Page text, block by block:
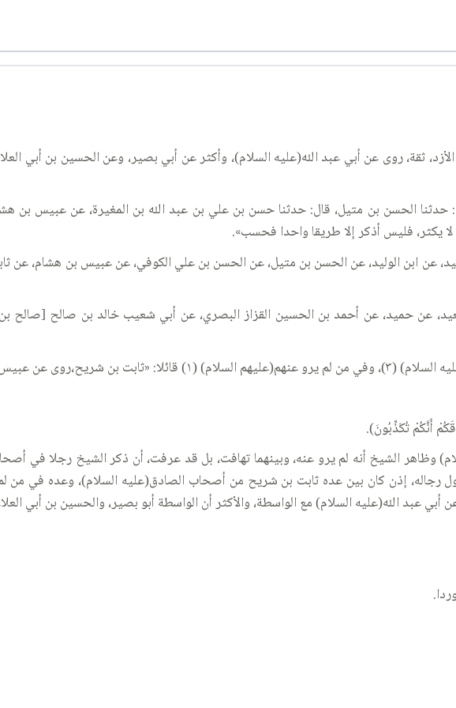
ثقة، روى عن أبي عبد الله(عليه السلام)، وأكثر عن أبي بصير، وعن الحسين بن أبي
الحسن بن متيل، قال: حدثنا حسن بن علي بن عبد الله بن المغيرة، عن عبيس بن
يكثر، فليس أذكر إلا طريقا واحدا فحسب».
ابن أبي جيد، عن ابن الوليد، عن الحسن بن متيل، عن الحسن بن علي الكوفي، عن عبيس بن هشام،
عن حميد، عن أحمد بن الحسين القزاز البصري، عن أبي شعيب خالد بن صالح [صالح
عن عبيس بن هشام».
أَنَّكُمْ تُكَذِّبُونَ).
وظاهر الشيخ أنه لم يرو عنه، وبينهما تهافت، بل قد عرفت، أن ذكر الشيخ رجلا في
رجاله، إذن كان بين عده ثابت بن شريح من أصحاب الصادق(عليه السلام)، وعده في من
أبي عبد الله(عليه السلام) مع الواسطة، والأكثر أن الواسطة أبو بصير، والحسين بن أبي